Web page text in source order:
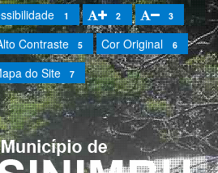
1 2 3
Contraste 5 Cor Original 6
do Site 7